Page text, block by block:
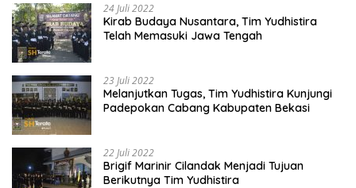
24 Juli 2022
Kirab Budaya Nusantara, Tim Yudhistira
Telah Memasuki Jawa Tengah
23 Juli 2022
Melanjutkan Tugas, Tim Yudhistira Kunjungi
Padepokan Cabang Kabupaten Bekasi
22 Juli 2022
Brigif Marinir Cilandak Menjadi Tujuan
Berikutnya Tim Yudhistira